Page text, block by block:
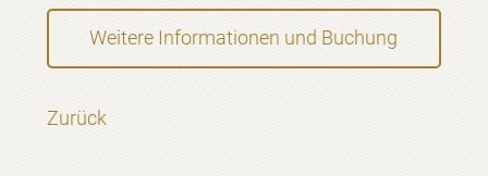
Weitere Informationen und Buchung
Zurück